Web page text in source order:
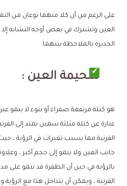
على الرغم من أن كلا منهما نوعان من
العين وتشترك في بعض أوجه التشابه
الجديرة بالملاحظة بينهما.
شحيمة العين :
هو كتلة مرتفعة صفراء أو نتوء لا ينمو
عبارة عن كتلة مثلثة سمين تمتد إلى
القرنية مما يسبب تغيرات في الرؤية ،
جانب العين ولا ينمو إلى حجم أكبر ،
بالرؤية في حين أن الظفرة قد تنمو
القرنية ، ويمكن أن يتداخل هذا مع